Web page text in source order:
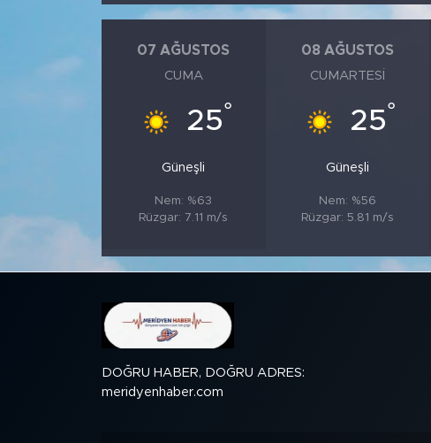
07 AĞUSTOS
CUMA
25°
Güneşli
Nem: %63
Rüzgar: 7.11 m/s
08 AĞUSTOS
CUMARTESI
25°
Güneşli
Nem: %56
Rüzgar: 5.81 m/s
DOĞRU HABER, DOĞRU ADRES:
meridyenhaber.com
KÜLTÜR SANAT
TARİHTEN GÜNÜMÜZE
TARİH